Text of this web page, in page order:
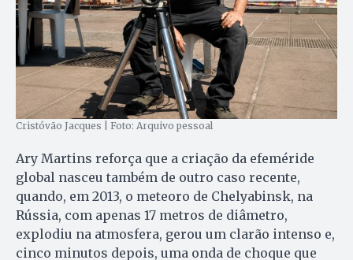
Cristóvão Jacques | Foto: Arquivo pessoal
Ary Martins reforça que a criação da efeméride
global nasceu também de outro caso recente,
quando, em 2013, o meteoro de Chelyabinsk, na
Rússia, com apenas 17 metros de diâmetro,
explodiu na atmosfera, gerou um clarão intenso e,
cinco minutos depois, uma onda de choque que